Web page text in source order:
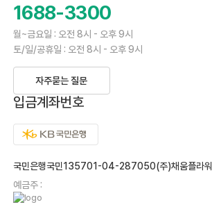
1688-3300
월~금요일 : 오전 8시 - 오후 9시
토/일/공휴일 : 오전 8시 - 오후 9시
자주묻는 질문
입금계좌번호
국민은행국민135701-04-287050(주)채움플라워
예금주 :